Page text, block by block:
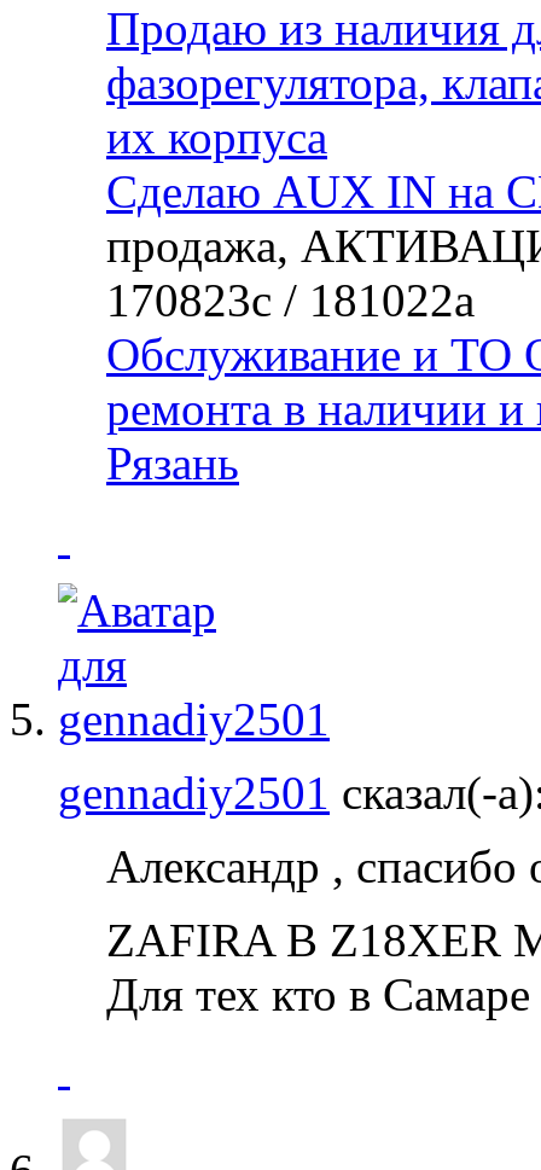
Продаю из наличия
фазорегулятора,
их корпуса
Сделаю AUX IN на
продажа,
170823с / 181022а
Обслуживание и ТО
ремонта в наличии
Рязань
gennadiy2501 сказал(-
Александр ,
ZAFIRA B Z18XER
Для тех кто в